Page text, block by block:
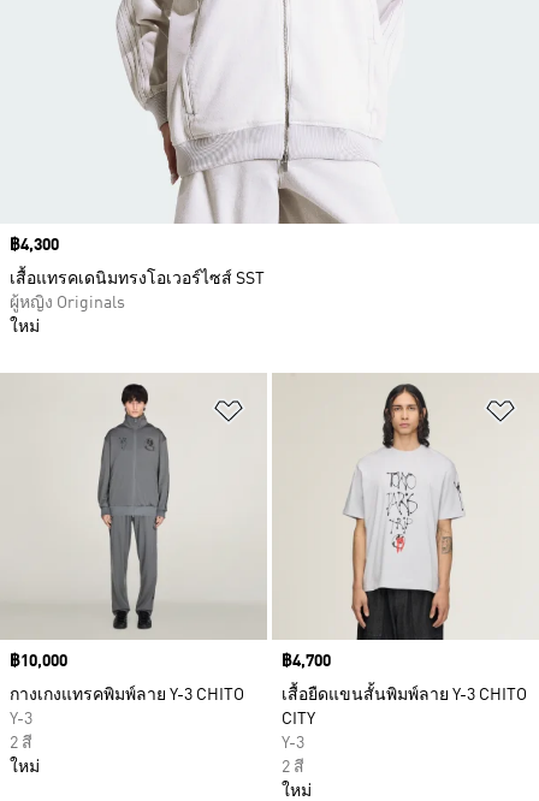
เพิ่มไปยังรายการสินค้าโปรด
Price
฿10,000
กางเกงแทรคพิมพ์ลาย Y-3 CHITO
Y-3
2 สี
ใหม่
Price
฿4,700
เสื้อยืดแขนสั้นพิมพ์ลาย Y-3 CHITO
CITY
Y-3
2 สี
ใหม่
Price
฿4,300
เสื้อแทรคเดนิมทรงโอเวอร์ไซส์ SST
ผู้หญิง Originals
ใหม่